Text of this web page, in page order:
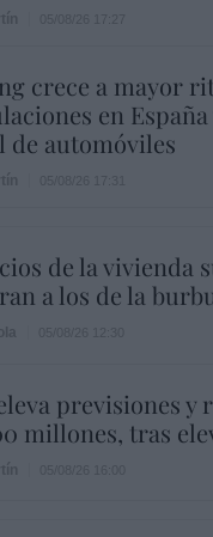
crece a mayor
en España
de automóviles
de la vivienda
a los de la
previsiones y
millones, tras